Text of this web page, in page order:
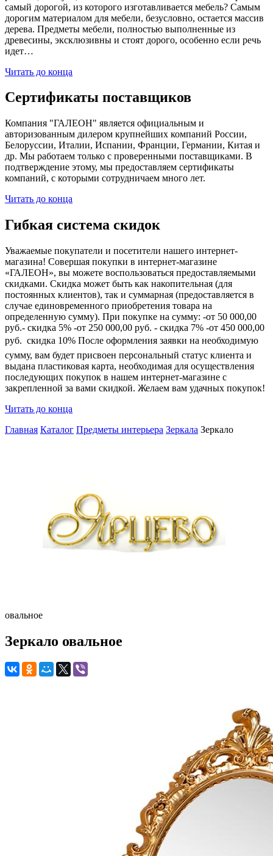
самый дорогой, из которого изготавливается мебель? Самым
дорогим материалом для мебели, безусловно, остается массив
дерева. Предметы мебели, полностью выполненные из
древесины, эксклюзивны и стоят дорого, особенно если речь
идет…
Читать до конца
Сертификаты поставщиков
Компания "ГАЛЕОН" является официальным и
авторизованным дилером крупнейших компаний России,
Белоруссии, Италии, Испании, Франции, Германии, Китая и
др. Мы работаем только с проверенными поставщиками. В
подтверждение этому, мы предоставляем сертификаты
компаний, с которыми сотрудничаем много лет.
Читать до конца
Гибкая система скидок
Уважаемые покупатели и посетители нашего интернет-
магазина! Совершая покупки в интернет-магазине
«ГАЛЕОН», вы можете воспользоваться предоставляемыми
скидками. Скидка может быть как накопительная (для
постоянных клиентов), так и суммарная (предоставляется в
случае единовременного приобретения товара на
определенную сумму). При покупке на сумму: -от 50 000,00
руб.- скидка 5% -от 250 000,00 руб. - скидка 7% -от 450 000,00
руб.  скидка 10% После оформления заявки на необходимую
сумму, вам будет присвоен персональный статус клиента и
выдана пластиковая карта, необходимая для осуществления
последующих покупок в нашем интернет-магазине с
закрепленной за вами скидкой. Желаем вам удачных покупок!
Читать до конца
Главная Каталог Предметы интерьера Зеркала Зеркало
овальное
Зеркало овальное